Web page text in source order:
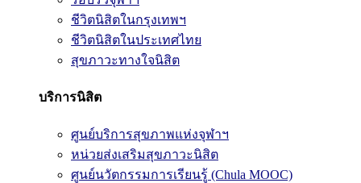
ชีวิตนิสิตในกรุงเทพฯ
ชีวิตนิสิตในประเทศไทย
สุขภาวะทางใจนิสิต
บริการนิสิต
ศูนย์บริการสุขภาพแห่งจุฬาฯ
หน่วยส่งเสริมสุขภาวะนิสิต
ศูนย์นวัตกรรมการเรียนรู้ (Chula MOOC)